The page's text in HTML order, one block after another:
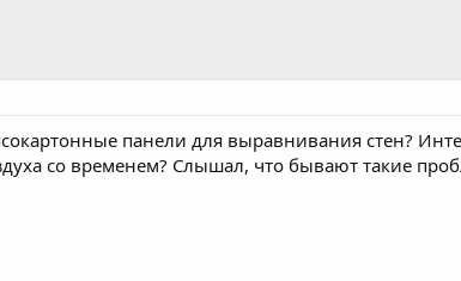
панели для выравнивания стен?
со временем? Слышал, что бывают такие